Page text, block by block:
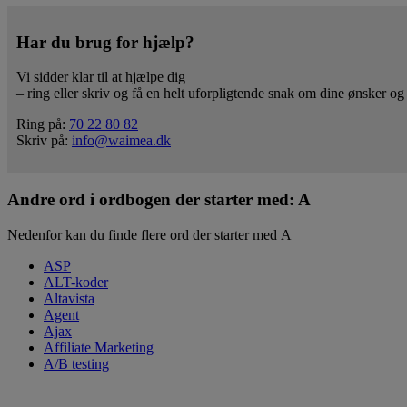
Har du brug for hjælp?
Vi sidder klar til at hjælpe dig
– ring eller skriv og få en helt uforpligtende snak om dine ønsker og
Ring på: 70 22 80 82
Skriv på: info@waimea.dk
Andre ord i ordbogen der starter med: A
Nedenfor kan du finde flere ord der starter med A
ASP
ALT-koder
Altavista
Agent
Ajax
Affiliate Marketing
A/B testing